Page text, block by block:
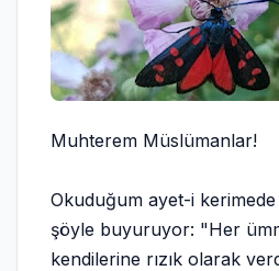
Muhterem Müslümanlar!
Okuduğum ayet-i
şöyle buyuruyor: "Her
kendilerine rızık olarak